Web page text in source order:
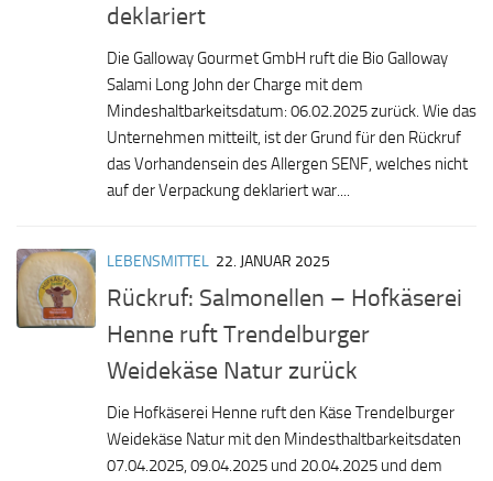
deklariert
Die Galloway Gourmet GmbH ruft die Bio Galloway
Salami Long John der Charge mit dem
Mindeshaltbarkeitsdatum: 06.02.2025 zurück. Wie das
Unternehmen mitteilt, ist der Grund für den Rückruf
das Vorhandensein des Allergen SENF, welches nicht
auf der Verpackung deklariert war....
LEBENSMITTEL 22. JANUAR 2025
Rückruf: Salmonellen – Hofkäserei
Henne ruft Trendelburger
Weidekäse Natur zurück
Die Hofkäserei Henne ruft den Käse Trendelburger
Weidekäse Natur mit den Mindesthaltbarkeitsdaten
07.04.2025, 09.04.2025 und 20.04.2025 und dem